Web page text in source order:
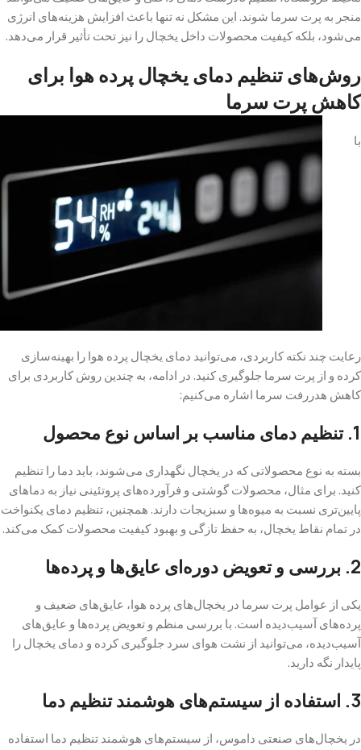
منجر به پرت سرما شوند. این مشکل نه تنها باعث افزایش هزینه‌های انرژی
می‌شود، بلکه کیفیت محصولات داخل یخچال را نیز تحت تأثیر قرار می‌دهد.
روش‌های تنظیم دمای یخچال پرده هوا برای
کاهش پرت سرما
با
رعایت چند نکته کاربردی، می‌توانید دمای یخچال پرده هوا را بهینه‌سازی
کرده و از پرت سرما جلوگیری کنید. در ادامه، به چندین روش کاربردی برای
کاهش هدررفت سرما اشاره می‌کنیم:
1. تنظیم دمای مناسب بر اساس نوع محصول
بسته به نوع محصولاتی که در یخچال نگهداری می‌شوند، باید دما را تنظیم
کنید. برای مثال، محصولات گوشتی و فرآورده‌های پروتئینی نیاز به دماهای
پایین‌تری نسبت به میوه‌ها و سبزیجات دارند. همچنین، تنظیم دمای یکنواخت
در تمام نقاط یخچال، به حفظ تازگی و بهبود کیفیت محصولات کمک می‌کند.
2. بررسی و تعویض دوره‌ای عایق‌ها و پرده‌ها
یکی از عوامل پرت سرما در یخچال‌های پرده هوا، عایق‌های ضعیف و
پرده‌های آسیب‌دیده است. با بررسی منظم و تعویض پرده‌ها و عایق‌های
آسیب‌دیده، می‌توانید از نشت هوای سرد جلوگیری کرده و دمای یخچال را
پایدار نگه دارید.
3. استفاده از سیستم‌های هوشمند تنظیم دما
در یخچال‌های صنعتی داموس، از سیستم‌های هوشمند تنظیم دما استفاده